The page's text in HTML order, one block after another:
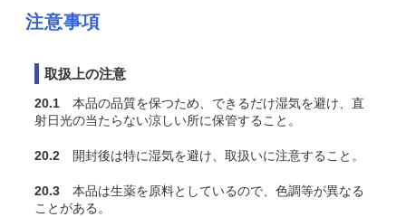
注意事項
取扱上の注意
20.1 本品の品質を保つため、できるだけ湿気を避け、直
射日光の当たらない涼しい所に保管すること。
20.2 開封後は特に湿気を避け、取扱いに注意すること。
20.3 本品は生薬を原料としているので、色調等が異なる
ことがある。